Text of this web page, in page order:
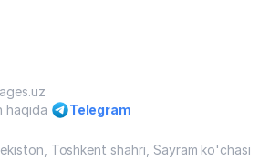
haqida
Telegram
Toshkent shahri, Sayram ko'chasi